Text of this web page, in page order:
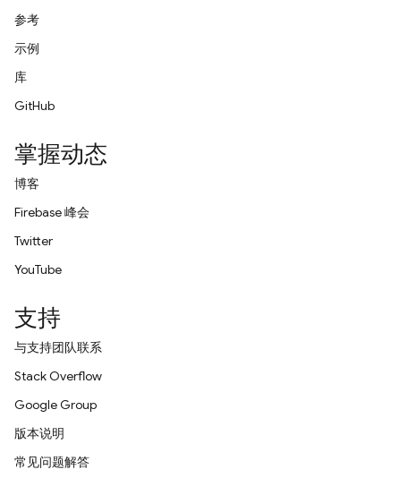
参考
示例
库
GitHub
掌握动态
博客
Firebase 峰会
Twitter
YouTube
支持
与支持团队联系
Stack Overflow
Google Group
版本说明
常见问题解答